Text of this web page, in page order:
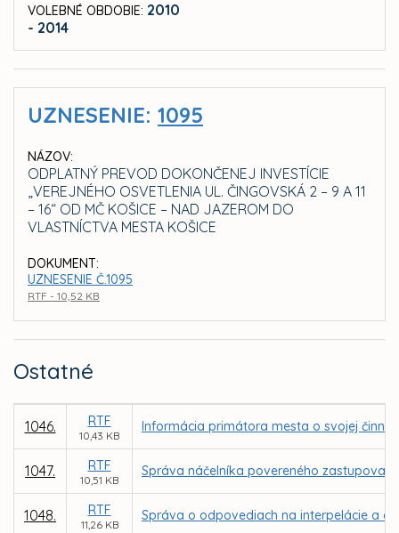
VOLEBNÉ OBDOBIE: 2010
- 2014
UZNESENIE: 1095
NÁZOV:
ODPLATNÝ PREVOD DOKONČENEJ INVESTÍCIE
„VEREJNÉHO OSVETLENIA UL. ČINGOVSKÁ 2 – 9 A 11
– 16“ OD MČ KOŠICE – NAD JAZEROM DO
VLASTNÍCTVA MESTA KOŠICE
DOKUMENT:
UZNESENIE Č.1095
RTF - 10,52 KB
Ostatné
1046. RTF
10,43 KB
Informácia primátora mesta o svojej
1047. RTF
10,51 KB
Správa náčelníka povereného
1048. RTF
11,26 KB
Správa o odpovediach na interpelácie a